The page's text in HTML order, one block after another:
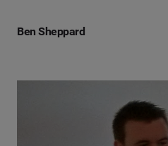
Ben Sheppard